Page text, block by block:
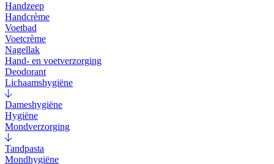
Handzeep
Handcrème
Voetbad
Voetcrème
Nagellak
Hand- en voetverzorging
Deodorant
Lichaamshygiëne
Dameshygiëne
Hygiëne
Mondverzorging
Tandpasta
Mondhygiëne